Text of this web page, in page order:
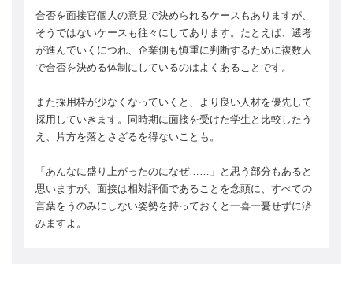
合否を面接官個人の意見で決められるケースもありますが、
そうではないケースも往々にしてあります。たとえば、選考
が進んでいくにつれ、企業側も慎重に判断するために複数人
で合否を決める体制にしているのはよくあることです。
また採用枠が少なくなっていくと、より良い人材を優先して
採用していきます。同時期に面接を受けた学生と比較したう
え、片方を落とさざるを得ないことも。
「あんなに盛り上がったのになぜ……」と思う部分もあると
思いますが、面接は相対評価であることを念頭に、すべての
言葉をうのみにしない姿勢を持っておくと一喜一憂せずに済
みますよ。